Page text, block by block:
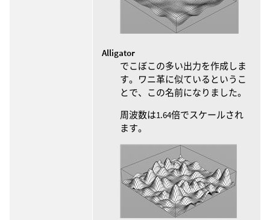
Alligator
でこぼこの多い出力を作成しま
す。ワニ革に似ているというこ
とで、この名前になりました。
周波数は1.64倍でスケールされ
ます。